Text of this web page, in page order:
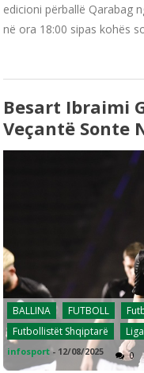
edicioni përballë Qarabag
në ora 18:00 sipas kohës
Besart Ibraimi
Veçantë Sonte
BALLINA FUTBOLL
Futbollistët Shqiptarë
infosport - 12/08/2025 0